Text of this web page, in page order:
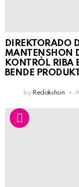
DIREKTORADO
MANTENSHON
KONTRÒL RIBA
BENDE
by Redakshon